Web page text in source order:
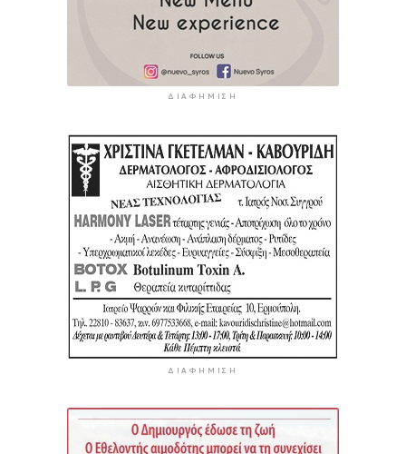
ΔΙΑΦΉΜΙΣΗ
ΔΙΑΦΉΜΙΣΗ